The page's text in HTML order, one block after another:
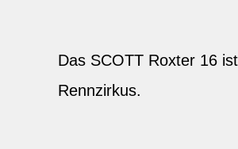
Das SCOTT Roxter 16
Rennzirkus.